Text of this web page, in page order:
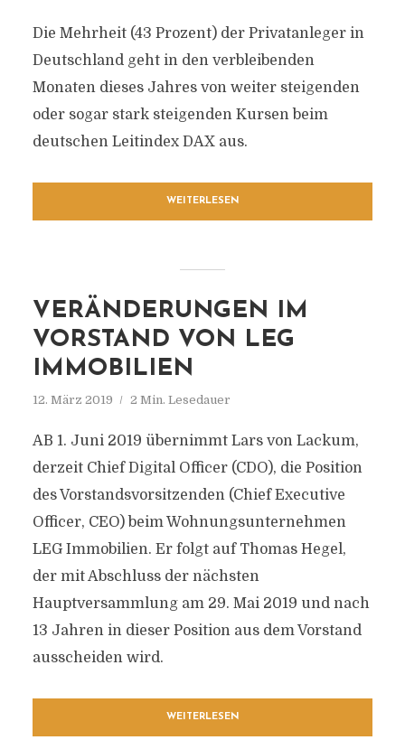
Die Mehrheit (43 Prozent) der Privatanleger in
Deutschland geht in den verbleibenden
Monaten dieses Jahres von weiter steigenden
oder sogar stark steigenden Kursen beim
deutschen Leitindex DAX aus.
WEITERLESEN
VERÄNDERUNGEN IM
VORSTAND VON LEG
IMMOBILIEN
12. März 2019 2 Min. Lesedauer
AB 1. Juni 2019 übernimmt Lars von Lackum,
derzeit Chief Digital Officer (CDO), die Position
des Vorstandsvorsitzenden (Chief Executive
Officer, CEO) beim Wohnungsunternehmen
LEG Immobilien. Er folgt auf Thomas Hegel,
der mit Abschluss der nächsten
Hauptversammlung am 29. Mai 2019 und nach
13 Jahren in dieser Position aus dem Vorstand
ausscheiden wird.
WEITERLESEN